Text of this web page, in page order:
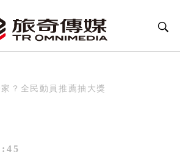
？全民動員推薦抽大獎